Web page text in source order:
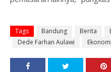
Tags Bandung Berita
Dede Farhan Aulawi
Ekonomi